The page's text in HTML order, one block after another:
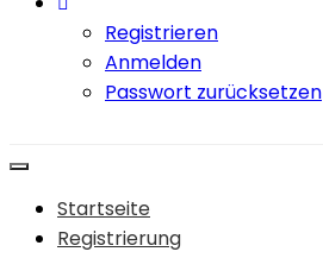
Registrieren
Anmelden
Passwort zurücksetzen
Startseite
Registrierung